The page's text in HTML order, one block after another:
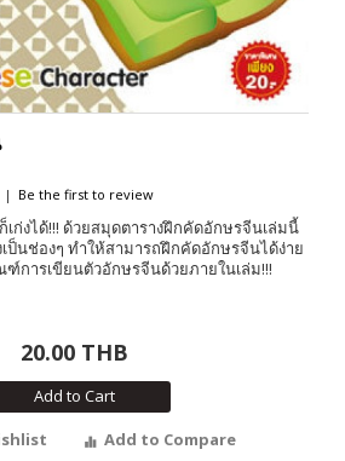
| Be the first to review
เก่งได้!!! ด้วยสมุดตารางฝึกคัดอักษรจีนเล่มนี้
ป็นช่องๆ ทำให้สามารถฝึกคัดอักษรจีนได้ง่าย
การเขียนตัวอักษรจีนด้วยภายในเล่ม!!!
20.00 THB
Add to Cart
Add to Compare